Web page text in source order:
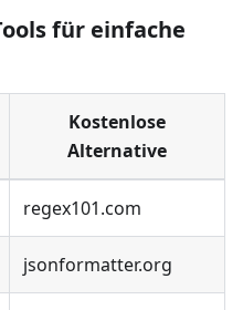
für einfache
Kostenlose
Alternative
regex101.com
jsonformatter.org